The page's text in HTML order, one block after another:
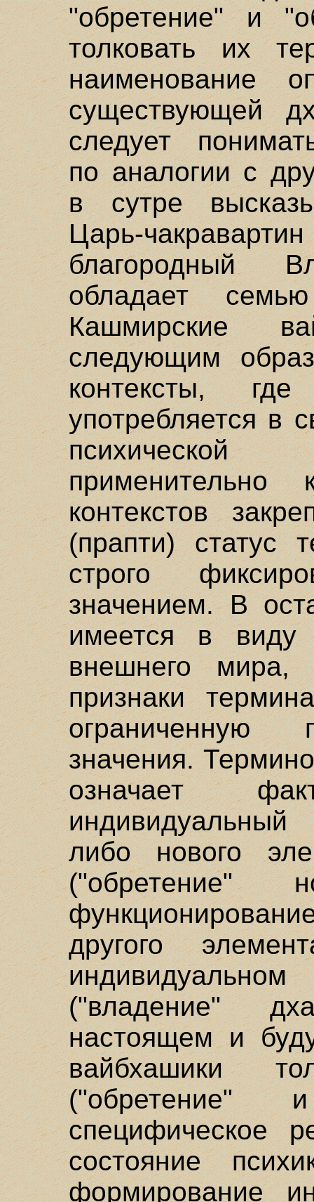
"обретение" и
толковать их
наименование
существующей
следует
по аналогии с
в сутре
Царь-
благородный
обладает семью
Кашмирские
следующим
контексты,
употребляется в
применительно
контекстов
(прапти) статус
строго
значением. В
имеется в виду
внешнего мира,
признаки
ограниченную
значения.
означает
либо нового
другого
("владение"
настоящем и
вайбхашики
("обретение"
специфическое
состояние
формирование